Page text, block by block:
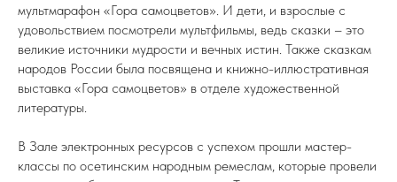
мультмарафон «Гора самоцветов». И дети, и взрослые с
удовольствием посмотрели мультфильмы, ведь сказки – это
великие источники мудрости и вечных истин. Также сказкам
народов России была посвящена и книжно-иллюстративная
выставка «Гора самоцветов» в отделе художественной
литературы.
В Зале электронных ресурсов с успехом прошли мастер-
классы по осетинским народным ремеслам, которые провели